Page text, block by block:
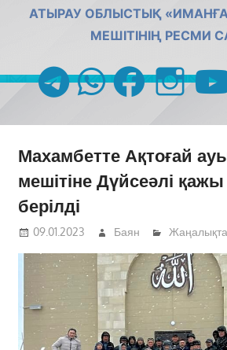
АТЫРАУ ОБЛЫСТЫҚ
МЕШІТІНІҢ РЕСМИ
telegramwhatsappfacebook
Махамбетте Ақтоғай
мешітіне Дүйсеәлі
берілді
09.01.2023 Баян